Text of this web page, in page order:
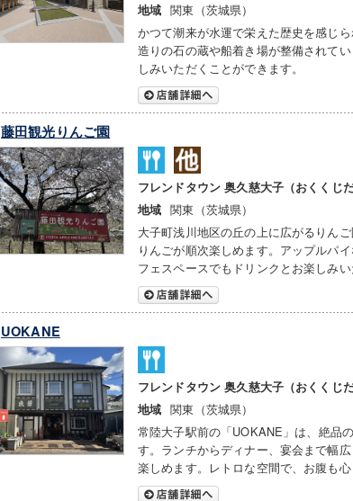
地域 関東（茨城県）
かつて潮来が水運で栄えた歴史を感じ
造りの石の蔵や船着き場が整備されて
しみいただくことができます。
藤田観光りんご園
フレンドタウン 奥久慈大子（おくくじだ
地域 関東（茨城県）
大子町浅川地区の丘の上に広がるりん
りんごが順次楽しめます。アップルパ
フェスペースでもドリンクとお楽しみい
UOKANE
フレンドタウン 奥久慈大子（おくくじだ
地域 関東（茨城県）
常陸大子駅前の「UOKANE」は、絶品
す。ランチからディナー、宴会まで幅
楽しめます。レトロな空間で、お腹も心